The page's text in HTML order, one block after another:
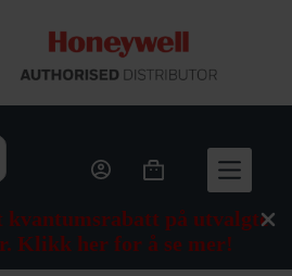
kvantumsrabatt på utvalgte
Klikk her for å se mer!
Handlekurv